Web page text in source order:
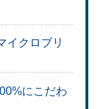
イクロブリ
にこだわ